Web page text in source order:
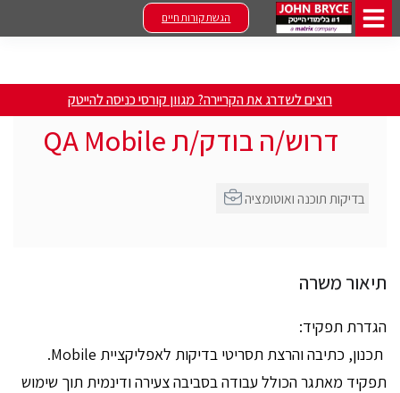
הגשת קורות חיים
רוצים לשדרג את הקריירה? מגוון קורסי כניסה להייטק
דרוש/ה בודק/ת QA Mobile
תיאור משרה
הגדרת תפקיד:
תכנון, כתיבה והרצת תסריטי בדיקות לאפליקציית Mobile.
תפקיד מאתגר הכולל עבודה בסביבה צעירה ודינמית תוך שימוש